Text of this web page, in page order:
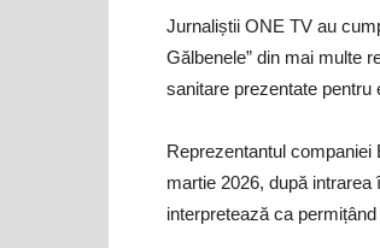
Jurnaliștii ONE TV au
Gălbenele” din mai multe
sanitare prezentate pentru
Reprezentantul
martie 2026, după
interpretează ca